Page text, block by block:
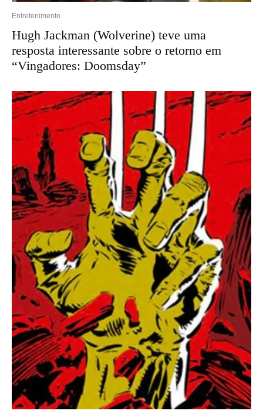
Entretenimento
Hugh Jackman (Wolverine) teve uma
resposta interessante sobre o retorno em
“Vingadores: Doomsday”